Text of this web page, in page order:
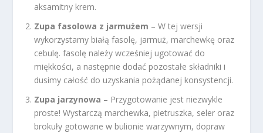
aksamitny krem.
Zupa fasolowa z jarmużem – W tej wersji
wykorzystamy białą fasolę, jarmuż, marchewkę oraz
cebulę. fasolę należy wcześniej ugotować do
miękkości, a następnie dodać pozostałe składniki i
dusimy całość do uzyskania pożądanej konsystencji.
Zupa jarzynowa – Przygotowanie jest niezwykle
proste! Wystarczą marchewka, pietruszka, seler oraz
brokuły gotowane w bulionie warzywnym, dopraw